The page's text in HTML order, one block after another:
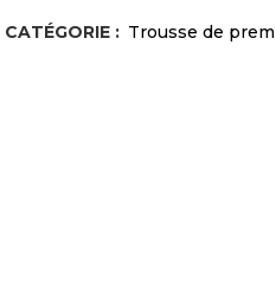
CATÉGORIE : Trousse de